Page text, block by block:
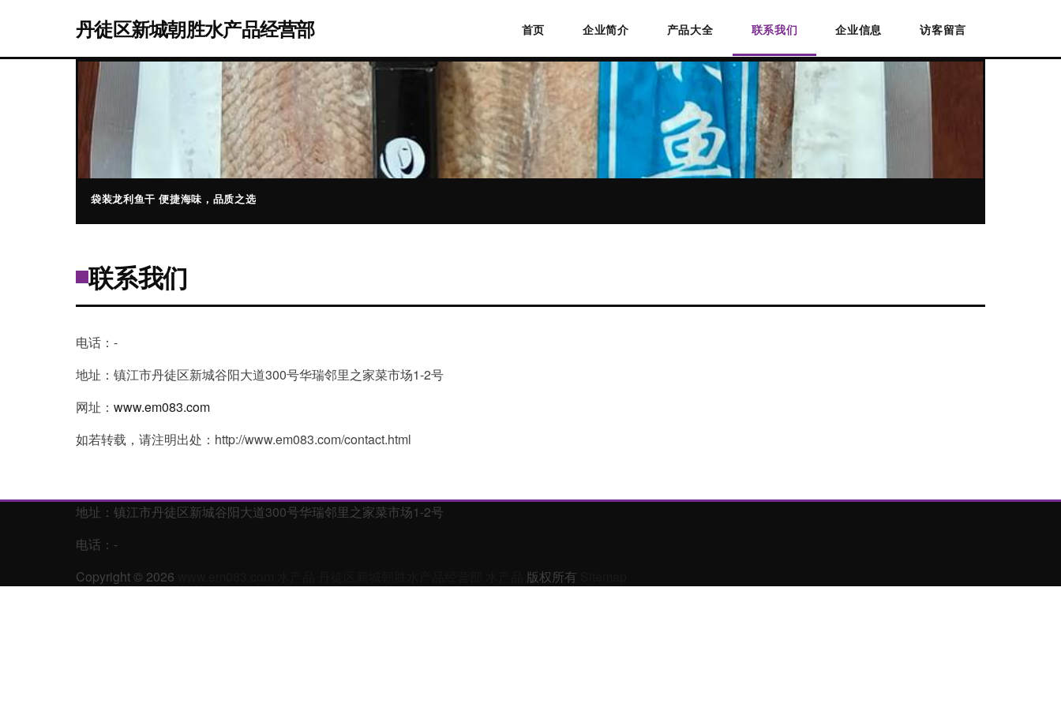
丹徒区新城朝胜水产品经营部 首页 企业简介 产品大全 联系我们 企业信息 访客留言
袋装龙利鱼干 便捷海味，品质之选
联系我们
电话：-
地址：镇江市丹徒区新城谷阳大道300号华瑞邻里之家菜市场1-2号
网址： www.em083.com
如若转载，请注明出处：http://www.em083.com/contact.html
地址：镇江市丹徒区新城谷阳大道300号华瑞邻里之家菜市场1-2号
电话：-
Copyright © 2026
版权所有